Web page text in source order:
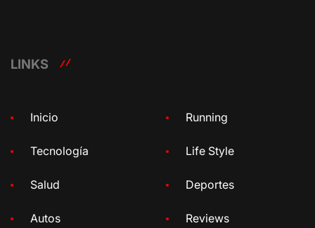
LINKS
Inicio Running
Tecnología Life Style
Salud Deportes
Autos Reviews